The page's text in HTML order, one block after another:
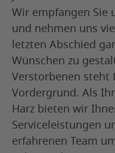
Wir empfangen Sie
und nehmen uns
letzten Abschied
Wünschen zu
Verstorbenen
Vordergrund. Als
Harz bieten wir
Serviceleistungen
erfahrenen Team